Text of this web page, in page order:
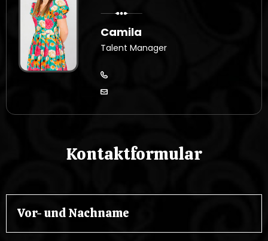
Camila
Talent Manager
Kontaktformular